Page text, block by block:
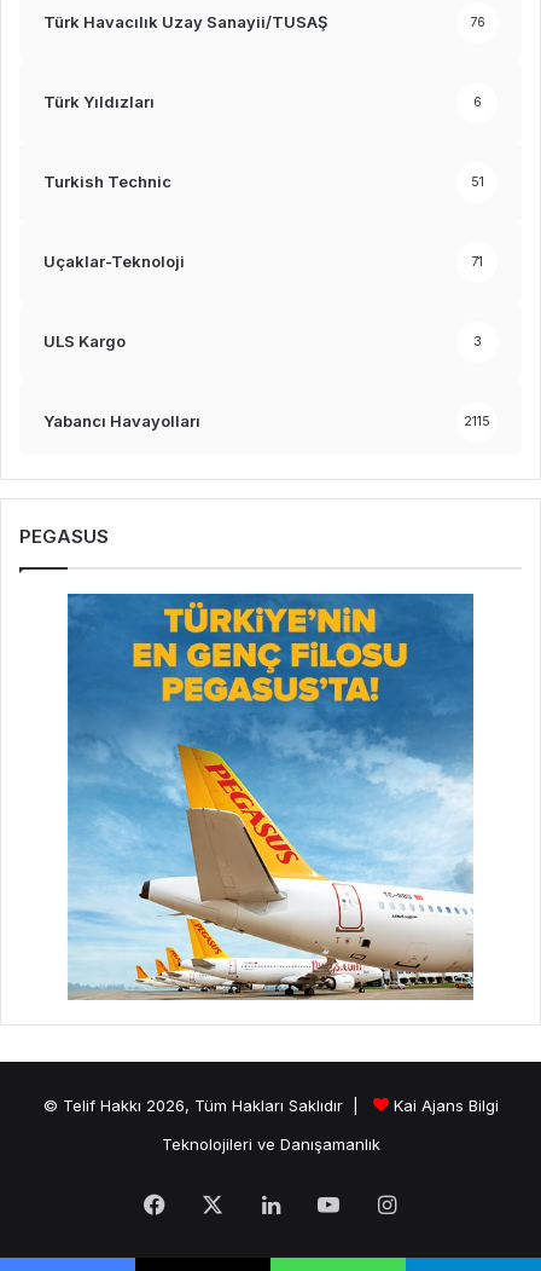
Türk Havacılık Uzay Sanayii/TUSAŞ 76
Türk Yıldızları 6
Turkish Technic 51
Uçaklar-Teknoloji 71
ULS Kargo 3
Yabancı Havayolları 2115
PEGASUS
© Telif Hakkı 2026, Tüm Hakları Saklıdır |
Kai Ajans Bilgi
Teknolojileri ve Danışamanlık
Facebook LinkedInYouTubeInstagram